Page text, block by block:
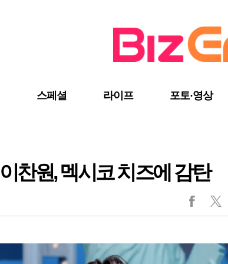
스페셜 라이프 포토·영상
찬원, 멕시코 치즈에 감탄